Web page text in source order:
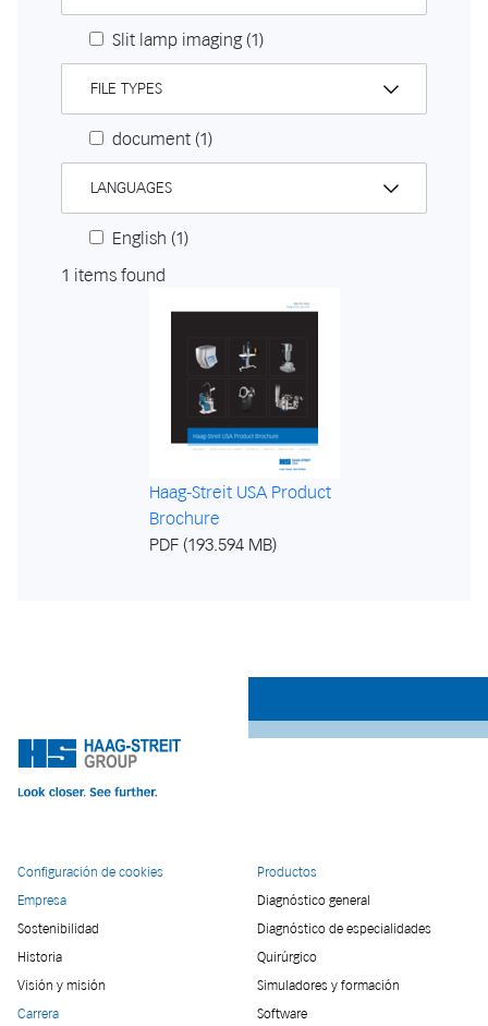
Slit lamp imaging(1)
FILE TYPES
document (1)
LANGUAGES
English (1)
1 items found
Haag-Streit USA Product
Brochure
PDF (193.594 MB)
Configuración de cookies
Empresa
Sostenibilidad
Historia
Visión y misión
Carrera
Productos
Diagnóstico general
Diagnóstico de especialidades
Quirúrgico
Simuladores y formación
Software